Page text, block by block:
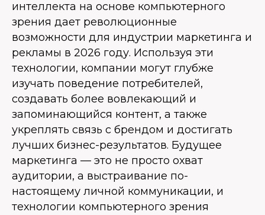
интеллекта на основе компьютерного
зрения дает революционные
возможности для индустрии маркетинга и
рекламы в 2026 году. Используя эти
технологии, компании могут глубже
изучать поведение потребителей,
создавать более вовлекающий и
запоминающийся контент, а также
укреплять связь с брендом и достигать
лучших бизнес-результатов. Будущее
маркетинга — это не просто охват
аудитории, а выстраивание по-
настоящему личной коммуникации, и
технологии компьютерного зрения